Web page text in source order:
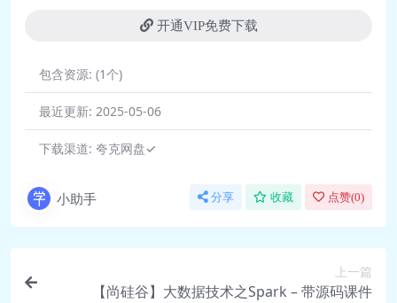
1(中).mp4 536.9M
🎥 二、面向对象与继承
2(中).mp4 861.6M
🎥 三、可响应对象
🎥 三、可响应对象
开通VIP免费下载
包含资源: (1个)
最近更新: 2025-05-06
下载渠道: 夸克网盘✓
小助手 分享 收藏 点赞(0)
上一篇
【尚硅谷】大数据技术之Spark – 带源码课件